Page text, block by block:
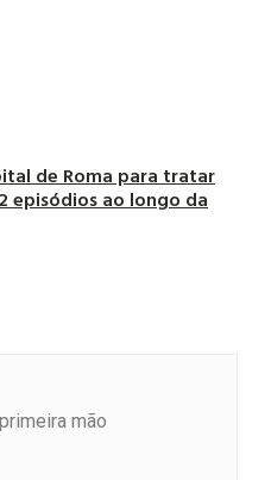
de Roma para tratar
episódios ao longo da
mão